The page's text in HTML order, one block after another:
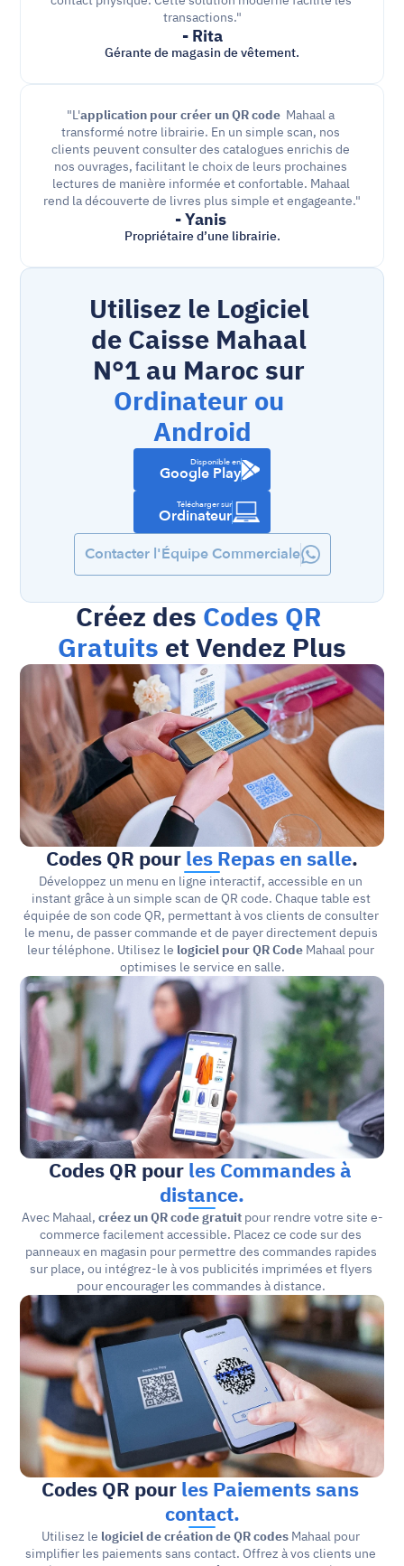
transactions."
- Rita
Gérante de magasin de vêtement.
"L'applicationpour créer un QR code
  Mahaal a
transformé notre librairie. En un simple scan, nos
clients peuvent consulter des catalogues enrichis de
nos ouvrages, facilitant le choix de leurs prochaines
lectures de manière informée et confortable. Mahaal
rend la découverte de livres plus simple et engageante."
- Yanis
Propriétaire d’une librairie.
Utilisez le Logiciel
de Caisse Mahaal
Ordinateur ou
Android
Disponible en
Google Play
Télécharger sur
Ordinateur
Contacter l'Équipe Commerciale
Créez des Codes QR
Gratuits et Vendez Plus
Codes QR pour les Repas en salle.
Développez un menu en ligne interactif, accessible en un
instant grâce à un simple scan de QR code. Chaque table est
équipée de son code QR, permettant à vos clients de consulter
le menu, de passer commande et de payer directement depuis
leur téléphone. Utilisez le logiciel pour QR Code Mahaal pour
optimises le service en salle.
Codes QR pour les Commandes à
distance.
Avec Mahaal, créez un QR code gratuit pour rendre votre site e-
commerce facilement accessible. Placez ce code sur des
panneaux en magasin pour permettre des commandes rapides
sur place, ou intégrez-le à vos publicités imprimées et flyers
pour encourager les commandes à distance.
Codes QR pour les Paiements sans
contact.
Utilisez le logiciel de création de QR codes Mahaal pour
simplifier les paiements sans contact. Offrez à vos clients une